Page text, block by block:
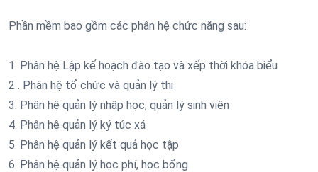
Phần mềm bao gồm các phân hệ chức năng sau:
1. Phân hệ Lập kế hoạch đào tạo và xếp thời khóa biểu
2 . Phân hệ tổ chức và quản lý thi
3. Phân hệ quản lý nhập học, quản lý sinh viên
4. Phân hệ quản lý ký túc xá
5. Phân hệ quản lý kết quả học tập
6. Phân hệ quản lý học phí, học bổng